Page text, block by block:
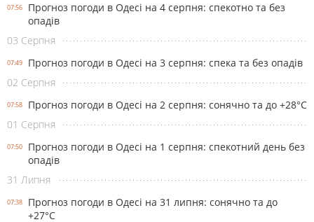
07:56
Прогноз погоди в Одесі на 4 серпня: спекотно та без
опадів
03 Серпня
07:49
Прогноз погоди в Одесі на 3 серпня: спека та без опадів
02 Серпня
07:58
Прогноз погоди в Одесі на 2 серпня: сонячно та до +28°С
01 Серпня
07:50
Прогноз погоди в Одесі на 1 серпня: спекотний день без
опадів
31 Липня
07:38
Прогноз погоди в Одесі на 31 липня: сонячно та до
+27°С